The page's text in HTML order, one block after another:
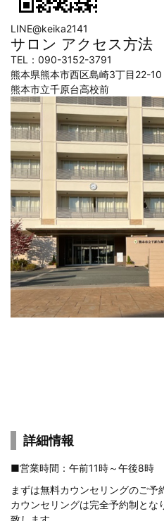
LINE@keika2141
サロン アクセス方法
TEL：090-3152-3791
熊本県熊本市西区島崎3丁目22-10
熊本市立千原台高校前
詳細情報
■営業時間：午前11時～午後8時
まずは無料カウンセリングのご予
カウンセリングは完全予約制とな